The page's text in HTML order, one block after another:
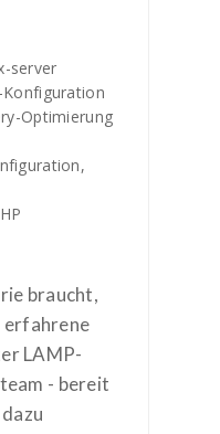
server
Optimierung
braucht,
erfahrene
LAMP-
- bereit